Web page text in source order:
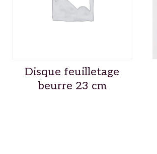
Disque feuilletage
beurre 23 cm